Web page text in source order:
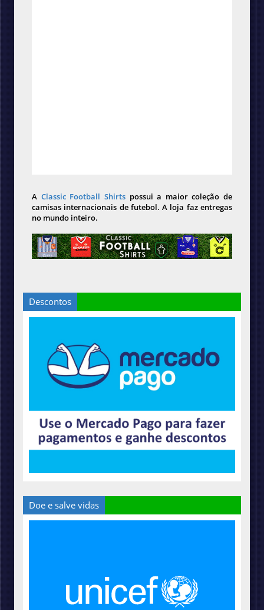
A Classic Football Shirts possui a maior coleção de
camisas internacionais de futebol. A loja faz entregas
no mundo inteiro.
Descontos
Doe e salve vidas